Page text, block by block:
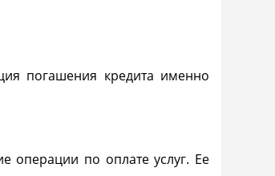
погашения кредита именно
операции по оплате услуг. Ее